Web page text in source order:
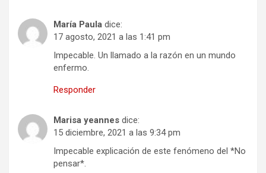
María Paula dice:
17 agosto, 2021 a las 1:41 pm
Impecable. Un llamado a la razón en un mundo
enfermo.
Responder
Marisa yeannes dice:
15 diciembre, 2021 a las 9:34 pm
Impecable explicación de este fenómeno del *No
pensar*.